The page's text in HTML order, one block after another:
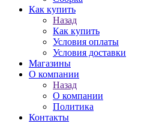
Как купить
Назад
Как купить
Условия оплаты
Условия доставки
Магазины
О компании
Назад
О компании
Политика
Контакты